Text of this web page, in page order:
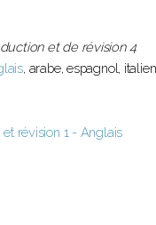
et de révision 4
, arabe, espagnol,
révision 1 - Anglais